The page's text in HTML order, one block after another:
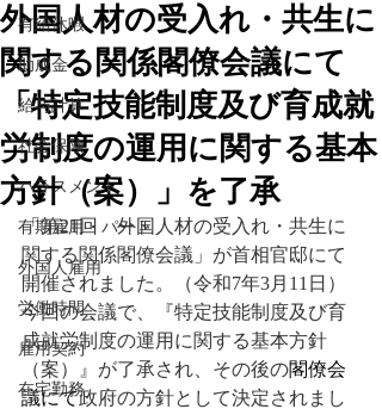
有給休暇
助成金
給与計算
社会保険
ハラスメント
有期雇用・パート
外国人雇用
労働時間
雇用契約
在宅勤務
外国人材の受入れ・共生に
関する関係閣僚会議にて
「特定技能制度及び育成就
労制度の運用に関する基本
方針（案）」を了承
「第21回　外国人材の受入れ・共生に
関する関係閣僚会議」が首相官邸にて
開催されました。（令和7年3月11日）
今回の会議で、『特定技能制度及び育
成就労制度の運用に関する基本方針
（案）』が了承され、その後の閣僚会
議にて政府の方針として決定されまし